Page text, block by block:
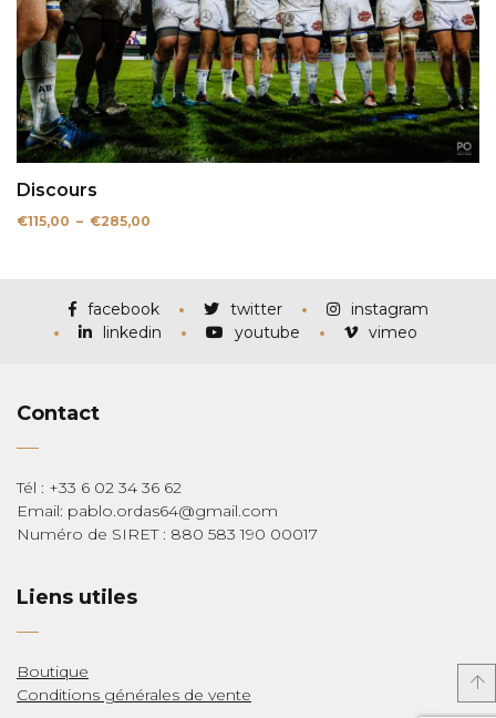
Discours
€115,00 – €285,00
€285,00
facebook twitter
instagram
linkedin
youtube vimeo
Contact
Tél : +33 6 02 34 36 62
Email: pablo.ordas64@gmail.com
Numéro de SIRET : 880 583 190 00017
Liens utiles
Boutique
Conditions générales de vente